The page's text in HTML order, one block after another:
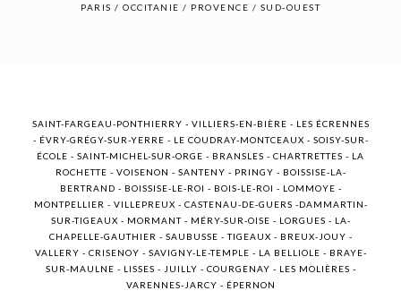
PARIS / OCCITANIE / PROVENCE / SUD-OUEST
SAINT-FARGEAU-PONTHIERRY - VILLIERS-EN-BIÈRE - LES ÉCRENNES
- ÉVRY-GRÉGY-SUR-YERRE - LE COUDRAY-MONTCEAUX - SOISY-SUR-
ÉCOLE - SAINT-MICHEL-SUR-ORGE - BRANSLES - CHARTRETTES - LA
ROCHETTE - VOISENON - SANTENY - PRINGY - BOISSISE-LA-
BERTRAND - BOISSISE-LE-ROI - BOIS-LE-ROI - LOMMOYE -
MONTPELLIER - VILLEPREUX - CASTENAU-DE-GUERS -DAMMARTIN-
SUR-TIGEAUX - MORMANT - MÉRY-SUR-OISE - LORGUES - LA-
CHAPELLE-GAUTHIER - SAUBUSSE - TIGEAUX - BREUX-JOUY -
VALLERY - CRISENOY - SAVIGNY-LE-TEMPLE - LA BELLIOLE - BRAYE-
SUR-MAULNE - LISSES - JUILLY - COURGENAY - LES MOLIÈRES -
VARENNES-JARCY - ÉPERNON